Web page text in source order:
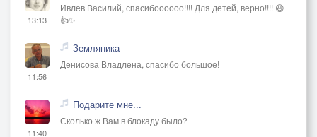
13:13
Ивлев Василий, спасибоооооо!!!! Для детей, верно!!!! 😃
👍✨
11:56
Земляника
Денисова Владлена, спасибо большое!
11:40
Подарите мне...
Сколько ж Вам в блокаду было?